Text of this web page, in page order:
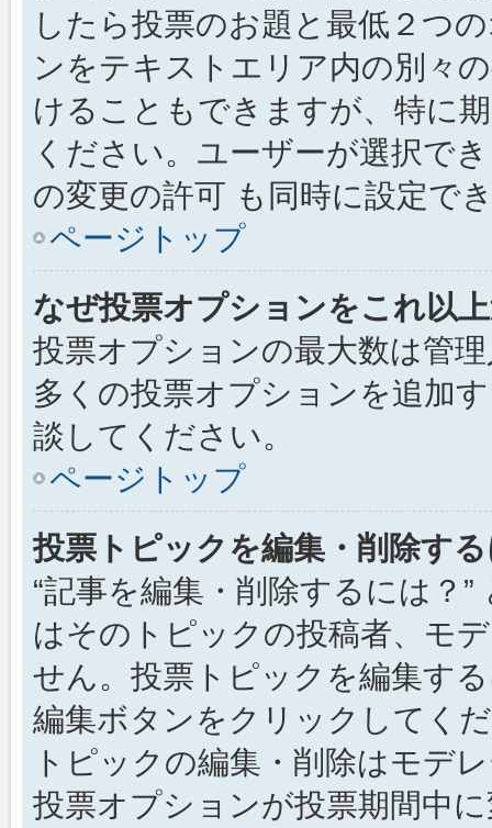
したら投票のお題と最低２つ
ンをテキストエリア内の別々
けることもできますが、特に
ください。ユーザーが選択で
の変更の許可 も同時に設定で
ページトップ
なぜ投票オプションをこれ以
投票オプションの最大数は管
多くの投票オプションを追加
談してください。
ページトップ
投票トピックを編集・削除す
“記事を編集・削除するには？
はそのトピックの投稿者、モ
せん。投票トピックを編集す
編集ボタンをクリックしてく
トピックの編集・削除はモデ
投票オプションが投票期間中